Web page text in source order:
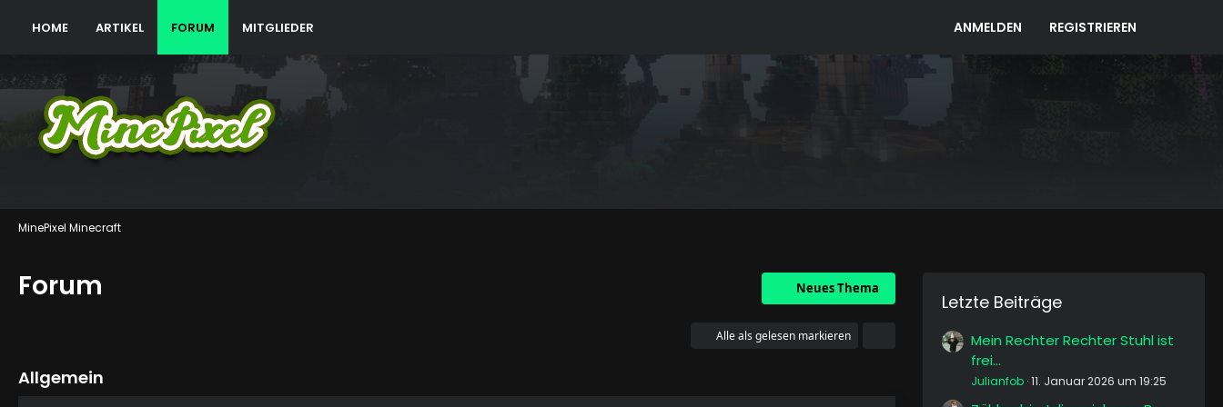
HOME ARTIKEL FORUM MITGLIEDER ANMELDEN REGISTRIEREN
MinePixel Minecraft
Forum Neues Thema
Alle als gelesen markieren
Allgemein
Letzte Beiträge
Mein Rechter Rechter Stuhl ist
frei...
Julianfob 11. Januar 2026 um 19:25